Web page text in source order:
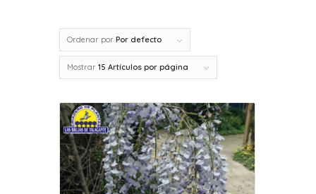
Ordenar por Por defecto
Mostrar 15 Artículos por página